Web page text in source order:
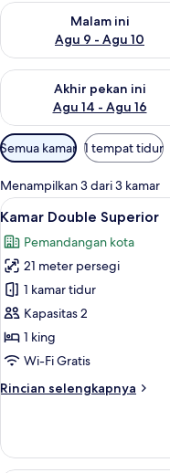
Malam ini
Agu 9 - Agu 10
Periksa ketersediaan
Akhir pekan ini
Agu 14 - Agu 16
Periksa ketersediaan
Filter
tersedia
untuk
kamar
Semua kamar 1 tempat tidur
Menampilkan 3 dari 3 kamar
Lihat
semua
foto
untuk
Kamar
Double
Superior
5
Kamar Double Superior
Pemandangan kota
21 meter persegi
1 kamar tidur
Kapasitas 2
1 king
Wi-Fi Gratis
Rincian selengkapnya
Rincian
Kamar
Double